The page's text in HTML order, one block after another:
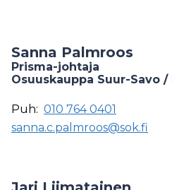
Sanna Palmroos
Prisma-johtaja
Osuuskauppa Suur-Savo
Puh: 010 764 0401
sanna.c.palmroos@sok.fi